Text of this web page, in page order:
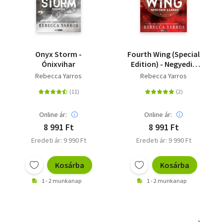
Onyx Storm -
Ónixvihar
Rebecca Yarros
Online ár:
8 991 Ft
Eredeti ár: 9 990 Ft
Kosárba
1 - 2 munkanap
Fourth Wing (Special
Edition) - Negyedik
szárny - (Különleges
Rebecca Yarros
Online ár:
8 991 Ft
Eredeti ár: 9 990 Ft
Kosárba
1 - 2 munkanap